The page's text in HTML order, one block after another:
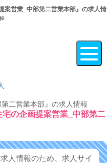
案営業_中部第二営業本部』の求人情
二営業本部』の求人情報
の企画提案営業_中部第二
人情報のため、求人サイ